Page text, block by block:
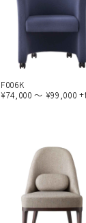
F006K
¥74,000 ～ ¥99,000